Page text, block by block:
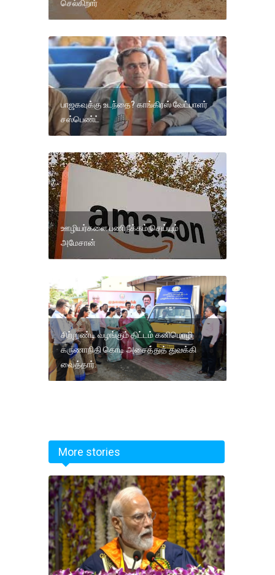
செல்கிறார்
பாஜகவுக்கு உடந்தை? காங்கிரஸ் வேட்பாளர்
சஸ்பெண்ட்
ஊழியர்களை பணிநீக்கம் செய்யும்
அமேசான்
சிற்றுண்டி வழங்கும் திட்டம் கனிமொழி
கருணாநிதி கொடி அசைத்துத் துவக்கி
வைத்தார்.
More stories